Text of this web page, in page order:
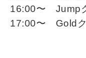
16:00〜 Jump
17:00〜 Goldク